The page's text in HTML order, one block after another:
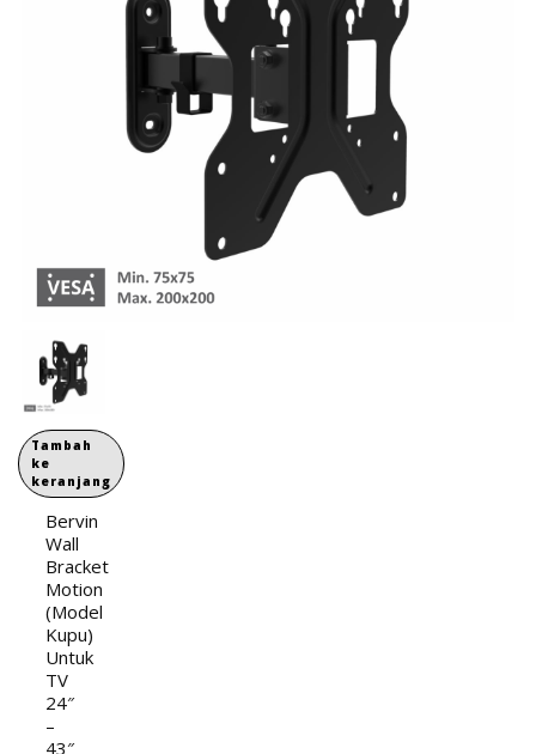
Tambah
ke
keranjang
Bervin
Wall
Bracket
Motion
(Model
Kupu)
Untuk
TV
24″
–
43″